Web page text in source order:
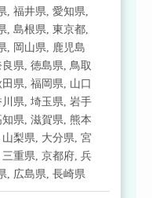
,福井県,愛知県,
,島根県,東京都,
, 岡山県, 鹿児島
良県,徳島県,鳥取
田県,福岡県, 山口
川県,埼玉県,岩手
知県,滋賀県,熊本
山梨県, 大分県,宮
三重県,京都府,兵
, 広島県,長崎県